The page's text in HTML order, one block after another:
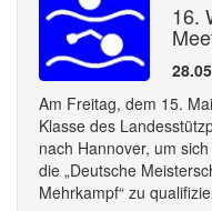
16.
Am Freitag, dem 15.
Klasse des
nach Hannover, um
die „Deutsche
Mehrkampf“ zu